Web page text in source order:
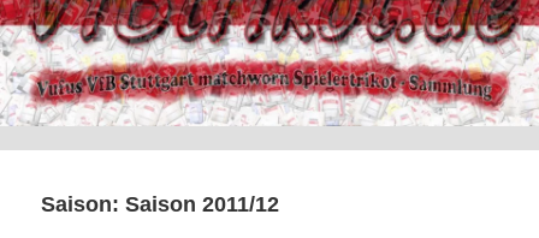
Saison:Saison 2011/12